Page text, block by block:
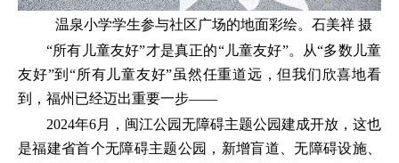
温泉小学学生参与社区广场的地面彩绘。石美祥 摄
“所有儿童友好”才是真正的“儿童友好”。从“多数儿童
友好”到“所有儿童友好”虽然任重道远，但我们欣喜地看
到，福州已经迈出重要一步——
2024年6月，闽江公园无障碍主题公园建成开放，这也
是福建省首个无障碍主题公园，新增盲道、无障碍设施、